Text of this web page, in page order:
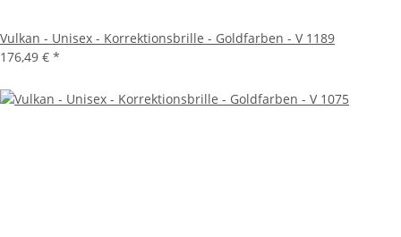
Vulkan - Unisex - Korrektionsbrille - Goldfarben - V 1189
176,49 € *